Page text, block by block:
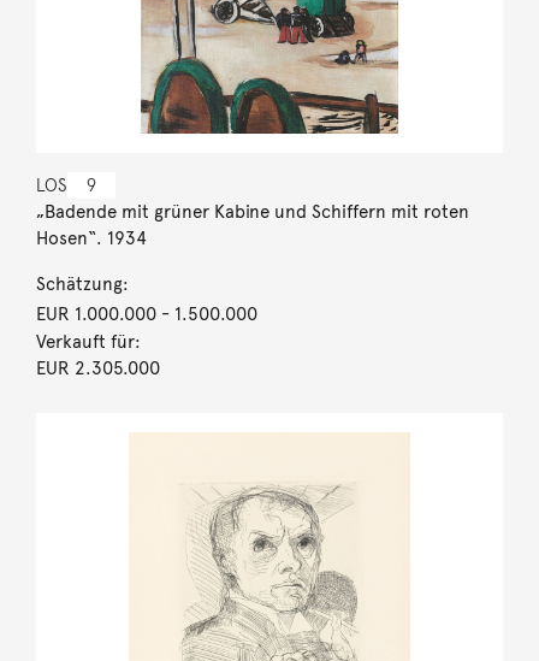
LOS 9
„Badende mit grüner Kabine und Schiffern mit roten
Hosen“. 1934
Schätzung:
EUR 1.000.000- 1.500.000
Verkauft für:
EUR 2.305.000